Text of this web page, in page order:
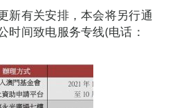
新有关安排，本会将另行通
时间致电服务专线(电话：